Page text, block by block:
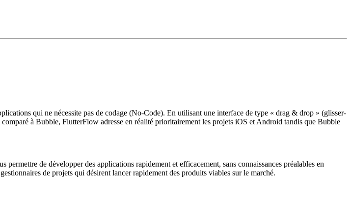
qui ne nécessite pas de codage (No-Code). En utilisant une interface de type « drag & drop » (glisser-
à Bubble, FlutterFlow adresse en réalité prioritairement les projets iOS et Android tandis que Bubble
de développer des applications rapidement et efficacement, sans connaissances préalables en
de projets qui désirent lancer rapidement des produits viables sur le marché.